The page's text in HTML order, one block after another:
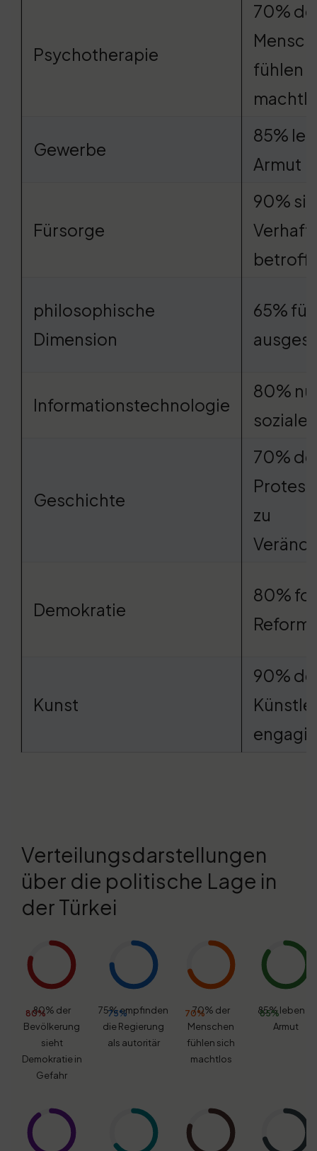
Psychotherapie
70%
fühlen
Gewerbe
85%
Armut
Fürsorge
90%
philosophische
Dimension
65%
Informationstechnologie
80%
soziale
Geschichte
70%
zu
Demokratie
80%
Kunst
90%
Verteilungsdarstellungen
über die politische Lage in
der Türkei
80%
80% der
Bevölkerung
sieht
Demokratie in
Gefahr
75%
75% empfinden
die Regierung
als autoritär
70%
70% der
Menschen
fühlen sich
machtlos
85%
85% leben in
Armut